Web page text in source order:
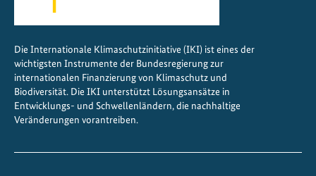
Die Internationale Klimaschutzinitiative (IKI) ist eines der
wichtigsten Instrumente der Bundesregierung zur
internationalen Finanzierung von Klimaschutz und
Biodiversität. Die IKI unterstützt Lösungsansätze in
Entwicklungs- und Schwellenländern, die nachhaltige
Veränderungen vorantreiben.